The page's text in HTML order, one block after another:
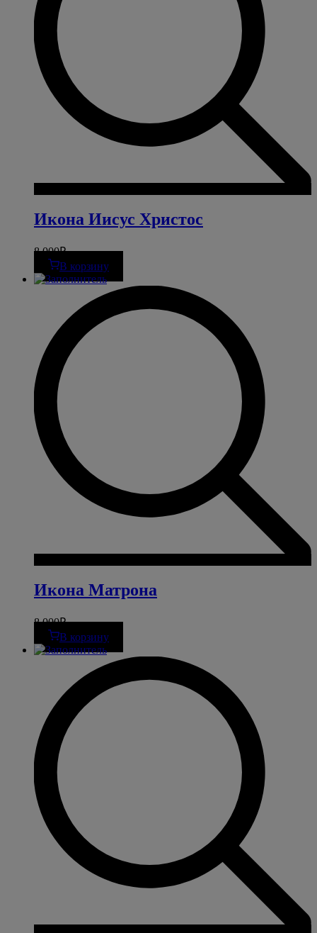
Икона Иисус Христос
8 000₽
В корзину
Икона Матрона
8 000₽
В корзину